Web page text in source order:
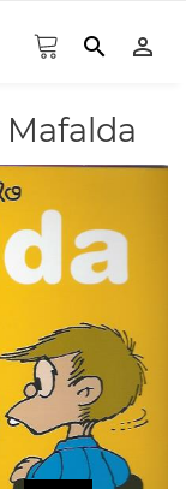
search person_outline